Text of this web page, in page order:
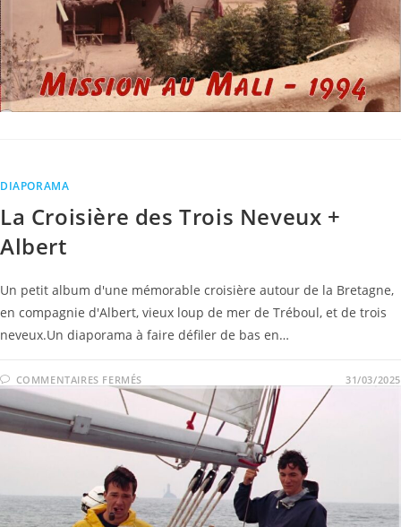
DIAPORAMA
La Croisière des Trois Neveux +
Albert
Un petit album d'une mémorable croisière autour de la Bretagne,
en compagnie d'Albert, vieux loup de mer de Tréboul, et de trois
neveux.Un diaporama à faire défiler de bas en…
COMMENTAIRES FERMÉS 31/03/2025